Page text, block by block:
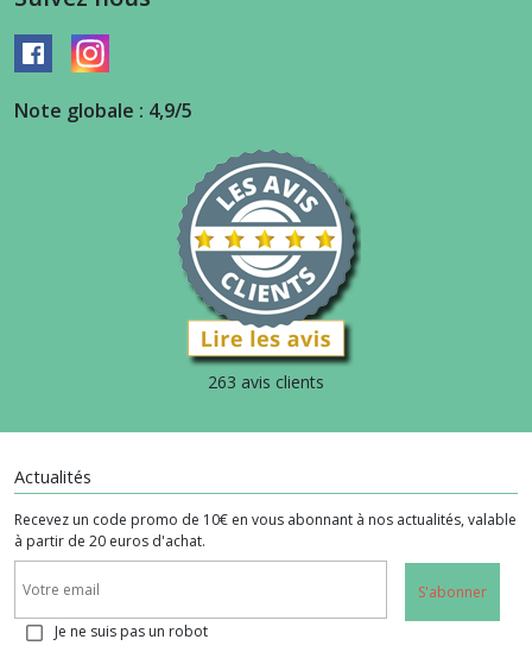
Note globale : 4,9/5
263 avis clients
Actualités
Recevez un code promo de 10€ en vous abonnant à nos actualités, valable
à partir de 20 euros d'achat.
S'abonner
Je ne suis pas un robot